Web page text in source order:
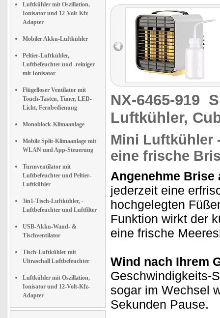
Luftkühler mit Oszillation,
Ionisator und 12-Volt-Kfz-
Adapter
Mobiler Akku-Luftkühler
Peltier-Luftkühler,
Luftbefeuchter und -reiniger
mit Ionisator
Flügelloser Ventilator mit
Touch-Tasten, Timer, LED-
Licht, Fernbedienung
Monoblock-Klimaanlage
Mobile Split-Klimaanlage mit
WLAN und App-Steuerung
Turmventilator mit
Luftbefeuchter und Peltier-
Luftkühler
3in1-Tisch-Luftkühler, -
Luftbefeuchter und Luftfilter
USB-Akku-Wand- &
Tischventilator
Tisch-Luftkühler mit
Ultraschall Luftbefeuchter
Luftkühler mit Oszillation,
Ionisator und 12-Volt-Kfz-
Adapter
verfügt über ein verbautes
Nachtlicht und einen Akku
und ist somit sogar für
Unterwegs geeignet."
Hierbei handelt es sich um
einen reinen Vergleich von
5 Artikeln.
NX-6465-919
Luftkühler,
Mini Luftkühler
eine frische
Angenehme Brise
jederzeit eine
hochgelegten
Funktion wirkt der
eine frische
Wind nach Ihrem
Geschwindigkeits-
sogar im Wechsel
Sekunden Pause.